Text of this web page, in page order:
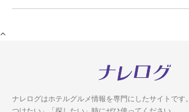
ナレログはホテルグルメ情報を専門にしたサイトです。